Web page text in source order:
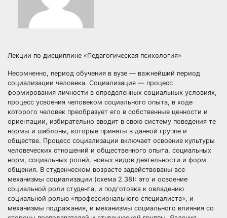
Лекции по дисциплине «Педагогическая психология»
Несомненно, период обучения в вузе — важнейший период
социализации человека. Социализация — процесс
формирования личности в определенных социальных условиях,
процесс усвоения человеком социального опыта, в ходе
которого человек преобразует его в собственные ценности и
ориентации, избирательно вводит в свою систему поведения те
нормы и шаблоны, которые приняты в данной группе и
обществе. Процесс социализации включает освоение культуры
человеческих отношений и общественного опыта, социальных
норм, социальных ролей, новых видов деятельности и форм
общения. В студенческом возрасте задействованы все
механизмы социализации (схема 2.38): это и освоение
социальной роли студента, и подготовка к овладению
социальной ролью «профессионального специалиста», и
механизмы подражания, и механизмы социального влияния со